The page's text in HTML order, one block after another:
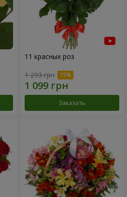
11 красных роз
1 293 грн
Заказать